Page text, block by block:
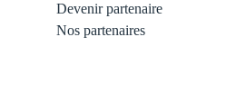
Devenir partenaire
Nos partenaires